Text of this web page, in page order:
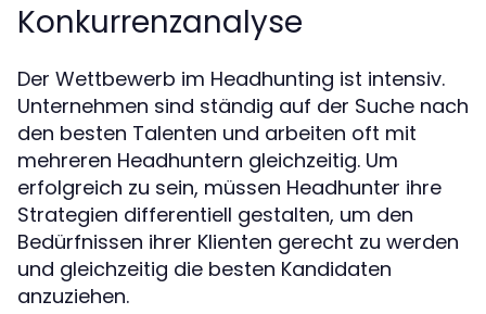
Konkurrenzanalyse
Der Wettbewerb im Headhunting ist intensiv.
Unternehmen sind ständig auf der Suche nach
den besten Talenten und arbeiten oft mit
mehreren Headhuntern gleichzeitig. Um
erfolgreich zu sein, müssen Headhunter ihre
Strategien differentiell gestalten, um den
Bedürfnissen ihrer Klienten gerecht zu werden
und gleichzeitig die besten Kandidaten
anzuziehen.